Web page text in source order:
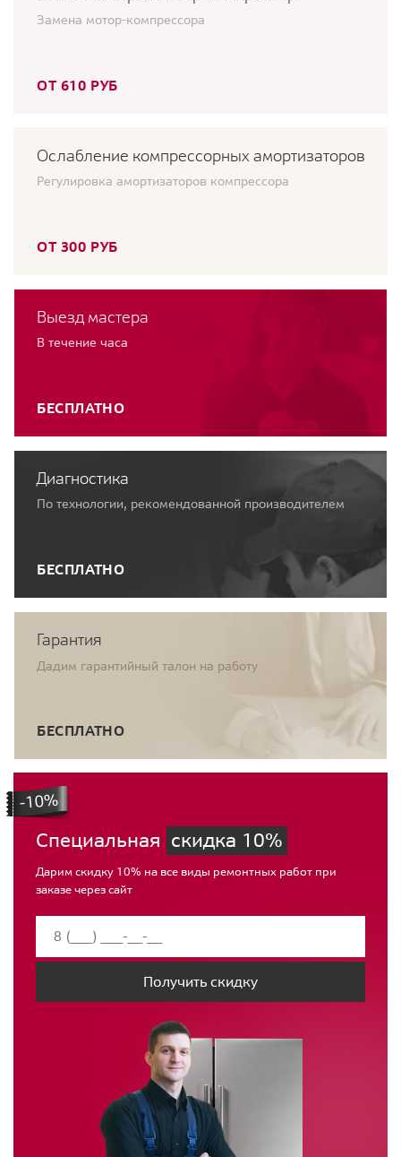
Замена мотор-компрессора
ОТ 610 РУБ
Ослабление компрессорных амортизаторов
Регулировка амортизаторов компрессора
ОТ 300 РУБ
Выезд мастера
В течение часа
БЕСПЛАТНО
Диагностика
По технологии, рекомендованной производителем
БЕСПЛАТНО
Гарантия
Дадим гарантийный талон на работу
БЕСПЛАТНО
Специальная скидка 10%
Дарим скидку 10% на все виды ремонтных работ при
заказе через сайт
Получить скидку